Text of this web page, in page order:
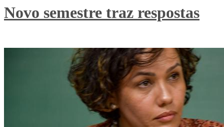
Novo semestre traz respostas